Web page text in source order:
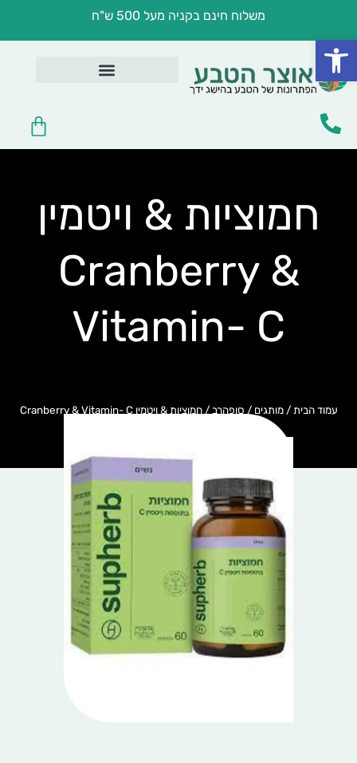
פתח סרגל נגישות
משלוח חינם בקניה מעל 500 ש"ח
עגלת
קניות
חמוציות & ויטמין
Cranberry &
Vitamin- C
עמוד הבית /מותגים / סופהרב / חמוציות & ויטמין Cranberry & Vitamin- C